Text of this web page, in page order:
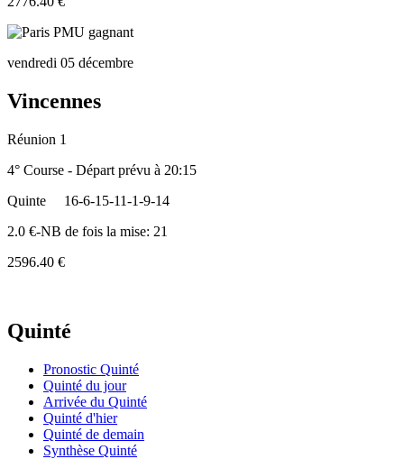
vendredi 05 décembre
Vincennes
Réunion 1
4° Course - Départ prévu à 20:15
Quinte
16-6-15-11-1-9-14
2.0 €-NB de fois la mise: 21
2596.40 €
Quinté
Pronostic Quinté
Quinté du jour
Arrivée du Quinté
Quinté d'hier
Quinté de demain
Synthèse Quinté